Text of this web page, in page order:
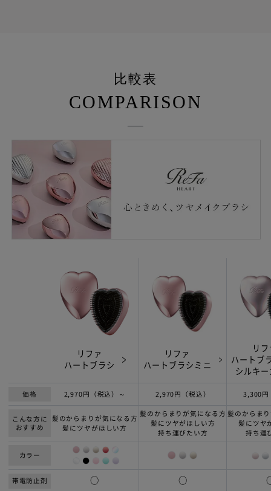
比較表
COMPARISON
リファ
ハートブラシ
リファ
ハートブラシミニ
リ
ハートブ
シルキ
価格 2,970円（税込）～ 2,970円（税込） 3,300円
こんな方に
おすすめ
髪のからまりが気になる方
髪にツヤがほしい方
髪のからまりが気になる方
髪にツヤがほしい方
持ち運びたい方
髪のからま
髪にツヤ
持ち運
カラー
帯電防止剤 ○ ○